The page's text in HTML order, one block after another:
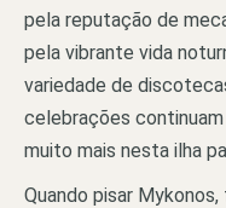
pela reputação de
pela vibrante vida
variedade de
celebrações
muito mais nesta ilha
Quando pisar